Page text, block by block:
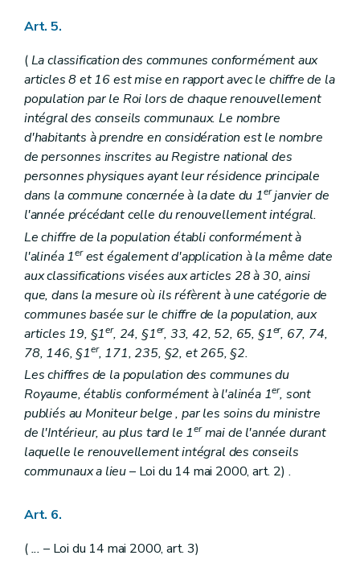
Art. 68
Art. 69
Art. 70
Section 8 Des incompatibilités
Art. 71
Art. 72
Art. 72bis
Art. 73
Art. 74
Art. 75
Art. 76
Art. 77
Art. 78
Art. 79
Section 9 Du serment
Art. 80
Art. 81
Section 10 De la suspension et de la révocation des bourgmestres et des échevins
Art. 82
Art. 83
Chapitre II Des réunions et des délibérations des conseils communaux
Section première Dispositions générales
Art. 84
Section 2 Des réunions
Art. 85
Art. 86
Art. 87
Art. 87
bis
Art. 88
Section 3 Des interdictions de siéger
Art. 92
Art. 5.
(La classification des communes conformément aux
articles 8 et 16 est mise en rapport avec le chiffre de la
population par le Roi lors de chaque renouvellement
intégral des conseils communaux. Le nombre
d'habitants à prendre en considération est le nombre
de personnes inscrites au Registre national des
personnes physiques ayant leur résidence principale
dans la commune concernée à la date du 1erjanvier de
l'année précédant celle du renouvellement intégral.
Le chiffre de la population établi conformément à
l'alinéa 1erest également d'application à la même date
aux classifications visées aux articles 28 à 30, ainsi
que, dans la mesure où ils réfèrent à une catégorie de
communes basée sur le chiffre de la population, aux
articles 19, §1er, 24, §1er, 33, 42, 52, 65, §1er, 67, 74,
78, 146, §1er, 171, 235, §2, et 265, §2.
Les chiffres de la population des communes du
Royaume, établis conformément à l'alinéa 1er, sont
publiés auMoniteur belge, par les soins du ministre
de l'Intérieur, au plus tard le 1ermai de l'année durant
laquelle le renouvellement intégral des conseils
communaux a lieu– Loi du 14 mai 2000, art. 2) .
Art. 6.
(... – Loi du 14 mai 2000, art. 3)